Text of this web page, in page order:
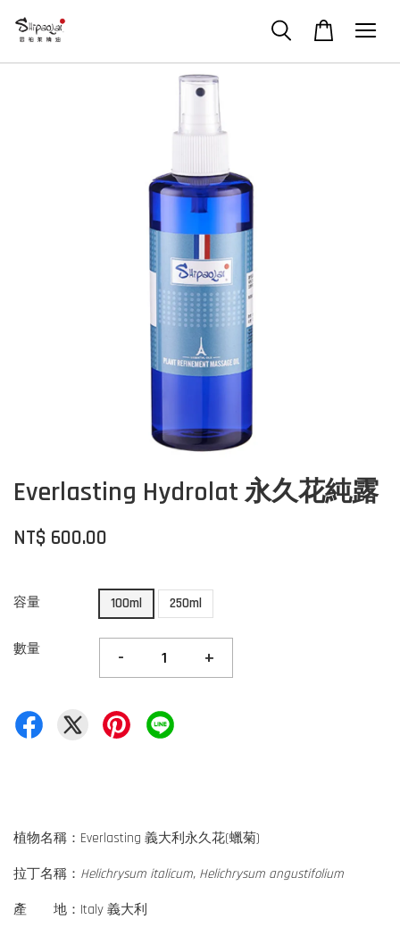
Everlasting Hydrolat 永久花純露
NT$ 600.00
容量 100ml 250ml
數量 - +
植物名稱：Everlasting 義大利永久花(蠟菊)
拉丁名稱： Helichrysum italicum, Helichrysum angustifolium
產 地：Italy 義大利